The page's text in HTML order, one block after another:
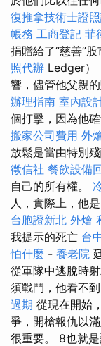
復推拿技術士證
帳務 工商登記 菲
捐贈給了“慈善”
照代辦 Ledger）
響，儘管他父親
辦理指南 室內設
個打擊，因為他
搬家公司費用 外
放鬆是當由特別
徵信社 餐飲設備
自己的所有權。
人，實際上，他
台胞證新北 外燴
我提示的死亡 台
怕什麼 - 養老院
從軍隊中逃脫時
須戰鬥，他看不
過期 從現在開始
爭，開槍報仇以
很重要。 8也就